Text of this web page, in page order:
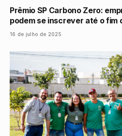
Prêmio SP Carbono Zero:
podem se inscrever até o fim
16 de julho de 2025